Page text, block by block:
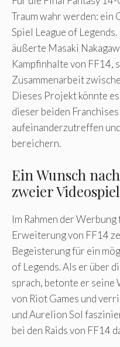
Traum wahr werden: ein
Spiel League of
äußerte Masaki
Kampfinhalte von FF14,
Zusammenarbeit
Dieses Projekt könnte
dieser beiden
aufeinanderzutreffen
bereichern.
Ein Wunsch
zweier
Im Rahmen der
Erweiterung von FF14
Begeisterung für ein
of Legends. Als er über
sprach, betonte er seine
von Riot Games und
und Aurelion Sol
bei den Raids von FF14